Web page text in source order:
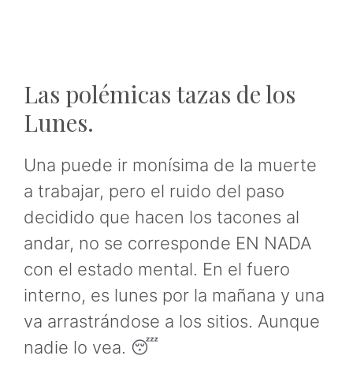
Las polémicas tazas de los
Lunes.
Una puede ir monísima de la muerte
a trabajar, pero el ruido del paso
decidido que hacen los tacones al
andar, no se corresponde EN NADA
con el estado mental. En el fuero
interno, es lunes por la mañana y una
va arrastrándose a los sitios. Aunque
nadie lo vea. 😴